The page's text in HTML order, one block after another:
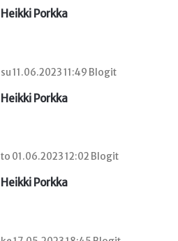
Heikki Porkka
su 11.06.2023 11:49 Blogit
Heikki Porkka
to 01.06.2023 12:02 Blogit
Heikki Porkka